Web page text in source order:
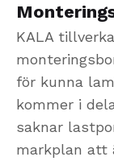
KALA
för kunna
kommer i
saknar
markplan att